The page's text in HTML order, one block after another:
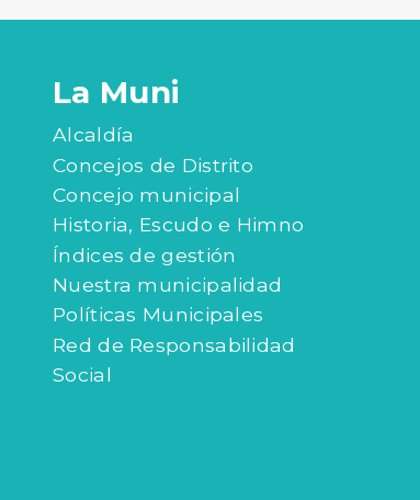
La Muni
Alcaldía
Concejos de Distrito
Concejo municipal
Historia, Escudo e Himno
Índices de gestión
Nuestra municipalidad
Políticas Municipales
Red de Responsabilidad
Social